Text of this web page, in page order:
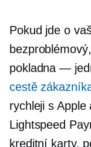
Pokud jde o
pokladna —
cestě
rychleji s Apple
Lightspeed
kreditní karty,